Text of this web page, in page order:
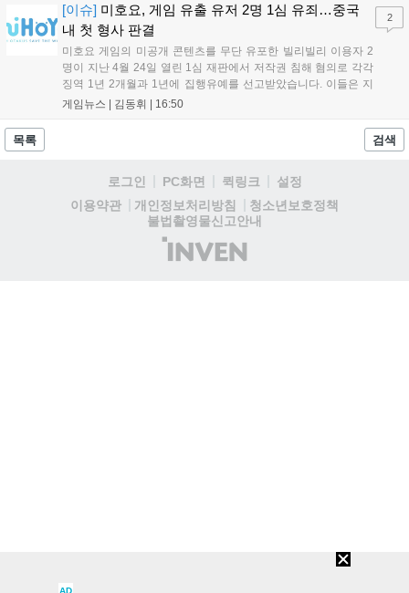
요구됩니다. 개발사는 향후 캐릭터 추가 등을 통해 게임성을 다듬
어 경쟁력을 확보할 계획입니다....
[이슈] 미호요, 게임 유출 유저 2명 1심 유죄…중국
내 첫 형사 판결
미호요 게임의 미공개 콘텐츠를 무단 유포한 빌리빌리 이용자 2
명이 지난 4월 24일 열린 1심 재판에서 저작권 침해 혐의로 각각
징역 1년 2개월과 1년에 집행유예를 선고받았습니다. 이들은 지
난해 7월부터 원신 등 주요 게임의 영상을 유포해 60만 회 이상의
이후 중국 내 첫 형사사건임을 강조하며 향후 무단 유출에 강경
게임뉴스 | 김동휘 16:50
2
목록 검색
로그인 PC화면 퀵링크
설정
이용약관
개인정보처리방침
청소년보호정책
불법촬영물신고안내
(주)
인
AD